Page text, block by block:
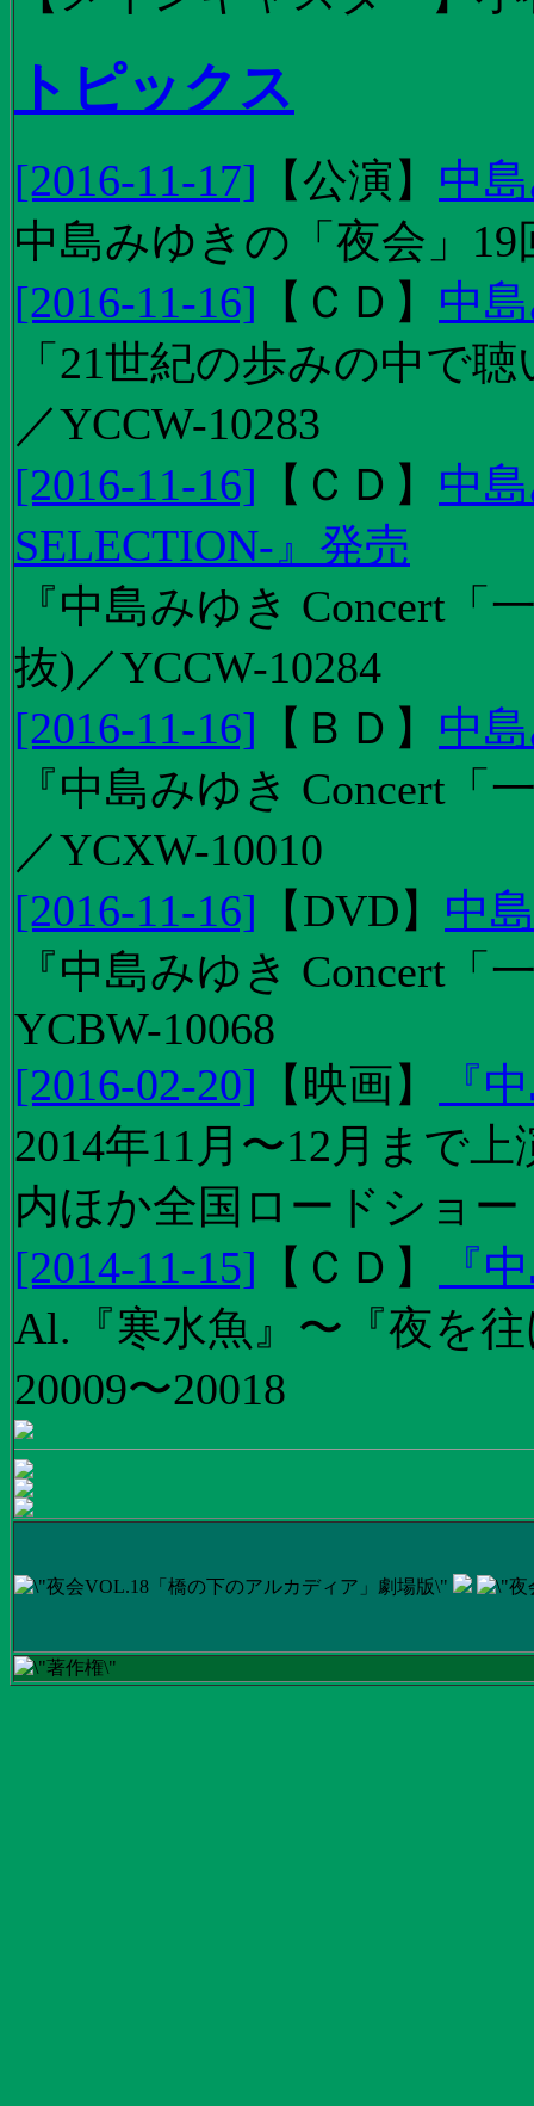
トピックス
[2016-11-17] 【公演 】 中
中島みゆきの「夜会」
[2016-11-16] 【 ＣＤ 】 中
「21世紀の歩みの中で
／YCCW-10283
[2016-11-16] 【 ＣＤ 】 中
SELECTION-』発売
『中島みゆき Concert
抜)／YCCW-10284
[2016-11-16] 【 ＢＤ 】 中
『中島みゆき Concert
／YCXW-10010
[2016-11-16] 【DVD】 中
『中島みゆき Concert
YCBW-10068
[2016-02-20] 【 映画】
『
2014年11月〜12月まで
内ほか全国ロードショー
[2014-11-15] 【 ＣＤ 】
『
Al.『寒水魚』〜『夜を
20009〜20018